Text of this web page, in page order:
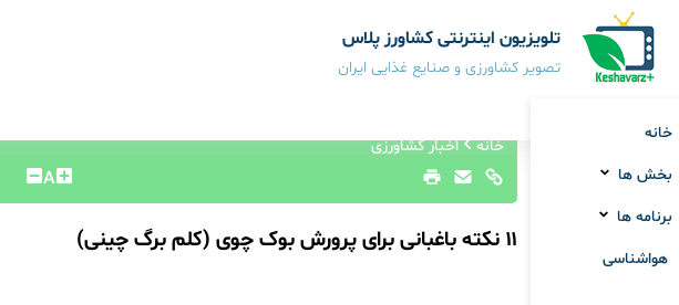
تلویزیون اینترنتی کشاورز پلاس
تصویر کشاورزی و صنایع غذایی ایران
خانه
بخش ها
برنامه ها
هواشناسی
خانه اخبار کشاورزی
A
۱۱ نکته باغبانی برای پرورش بوک چوی (کلم برگ چینی)